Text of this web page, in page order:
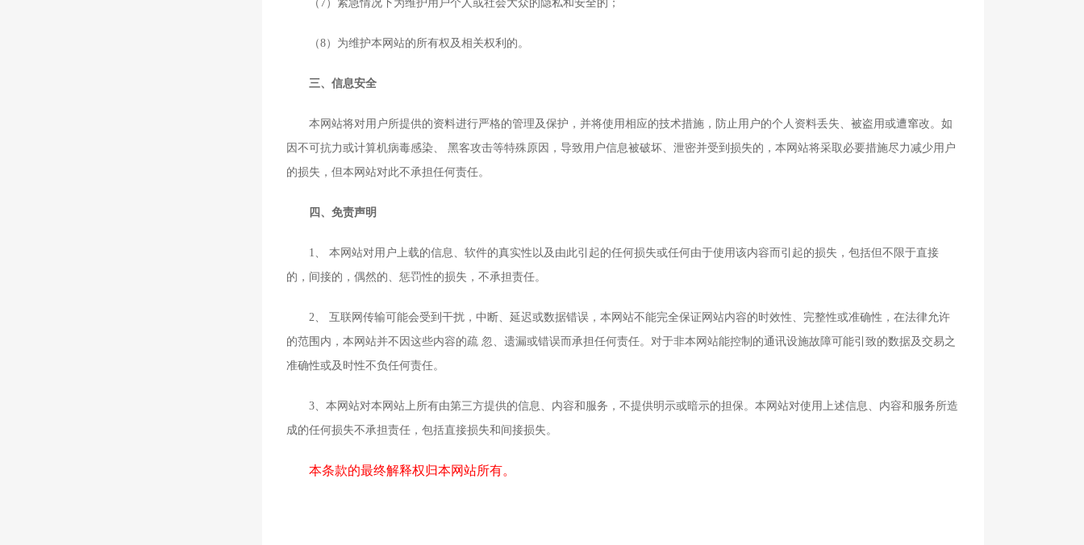
（7）紧急情况下为维护用户个人或社会大众的隐私和安全的；
（8）为维护本网站的所有权及相关权利的。
三、信息安全
本网站将对用户所提供的资料进行严格的管理及保护，并将使用相应的技术措施，防止用户的个人资料丢失、被盗用或遭窜改。如
因不可抗力或计算机病毒感染、 黑客攻击等特殊原因，导致用户信息被破坏、泄密并受到损失的，本网站将采取必要措施尽力减少用户
的损失，但本网站对此不承担任何责任。
四、免责声明
1、 本网站对用户上载的信息、软件的真实性以及由此引起的任何损失或任何由于使用该内容而引起的损失，包括但不限于直接
的，间接的，偶然的、惩罚性的损失，不承担责任。
2、 互联网传输可能会受到干扰，中断、延迟或数据错误，本网站不能完全保证网站内容的时效性、完整性或准确性，在法律允许
的范围内，本网站并不因这些内容的疏 忽、遗漏或错误而承担任何责任。对于非本网站能控制的通讯设施故障可能引致的数据及交易之
准确性或及时性不负任何责任。
3、本网站对本网站上所有由第三方提供的信息、内容和服务，不提供明示或暗示的担保。本网站对使用上述信息、内容和服务所造
成的任何损失不承担责任，包括直接损失和间接损失。
本条款的最终解释权归本网站所有。